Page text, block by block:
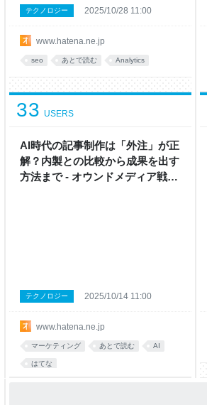
www.hatena.ne.jp
テクノロジー 2025/10/28 11:00
seo あとで読む Analytics
AI時代の記事制作は「外注」が正
解？内製との比較から成果を出す
方法まで - オウンドメディア戦略
33 USERS
www.hatena.ne.jp
テクノロジー 2025/10/14 11:00
マーケティング あとで読む AI
はてな